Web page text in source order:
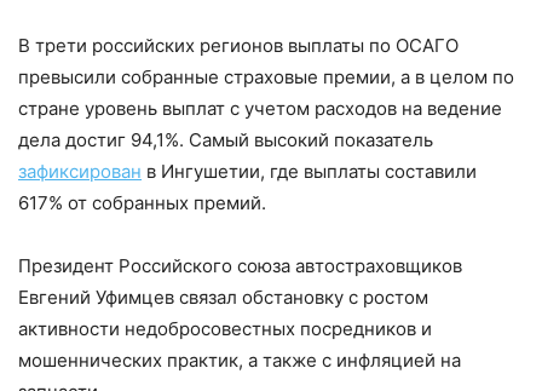
В трети российских регионов выплаты по ОСАГО
превысили собранные страховые премии, а в целом по
стране уровень выплат с учетом расходов на ведение
дела достиг 94,1%. Самый высокий показатель
зафиксирован в Ингушетии, где выплаты составили
617% от собранных премий.
Президент Российского союза автостраховщиков
Евгений Уфимцев связал обстановку с ростом
активности недобросовестных посредников и
мошеннических практик, а также с инфляцией на